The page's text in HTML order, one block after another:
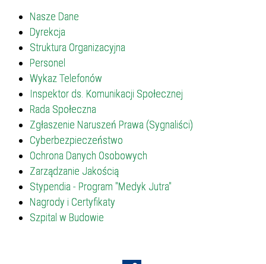
Nasze Dane
Dyrekcja
Struktura Organizacyjna
Personel
Wykaz Telefonów
Inspektor ds. Komunikacji Społecznej
Rada Społeczna
Zgłaszenie Naruszeń Prawa (Sygnaliści)
Cyberbezpieczeństwo
Ochrona Danych Osobowych
Zarządzanie Jakością
Stypendia - Program "Medyk Jutra"
Nagrody i Certyfikaty
Szpital w Budowie